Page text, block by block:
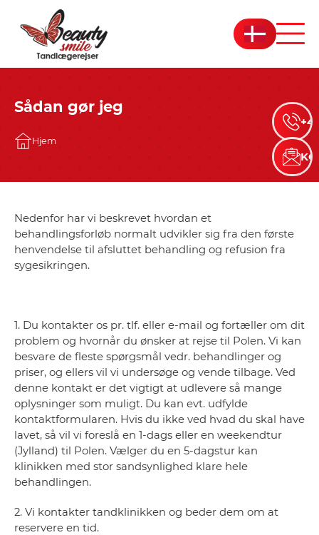
Sådan gør jeg
Hjem
Nedenfor har vi beskrevet hvordan et
behandlingsforløb normalt udvikler sig fra den første
henvendelse til afsluttet behandling og refusion fra
sygesikringen.
1. Du kontakter os pr. tlf. eller e-mail og fortæller om dit
problem og hvornår du ønsker at rejse til Polen. Vi kan
besvare de fleste spørgsmål vedr. behandlinger og
priser, og ellers vil vi undersøge og vende tilbage. Ved
denne kontakt er det vigtigt at udlevere så mange
oplysninger som muligt. Du kan evt. udfylde
kontaktformularen. Hvis du ikke ved hvad du skal have
lavet, så vil vi foreslå en 1-dags eller en weekendtur
(Jylland) til Polen. Vælger du en 5-dagstur kan
klinikken med stor sandsynlighed klare hele
behandlingen.
2. Vi kontakter tandklinikken og beder dem om at
reservere en tid.